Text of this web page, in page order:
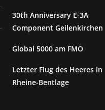
30th Anniversary E-3A
Component Geilenkirchen
Global 5000 am FMO
Letzter Flug des Heeres in
Rheine-Bentlage